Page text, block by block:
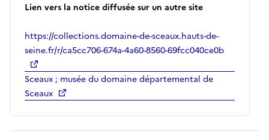
Lien vers la notice diffusée sur un autre site
https://collections.domaine-de-sceaux.hauts-de-
seine.fr/r/ca5cc706-674a-4a60-8560-69fcc040ce0b
Sceaux ; musée du domaine départemental de
Sceaux